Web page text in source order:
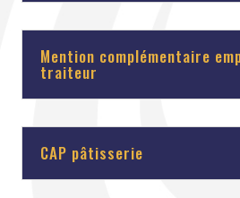
Mention complémentaire
traiteur
CAP pâtisserie